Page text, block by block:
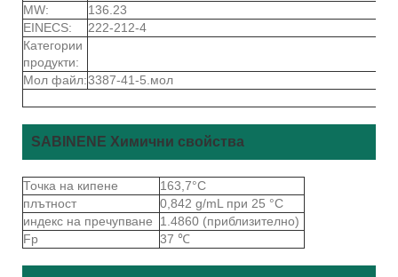
MW:
136.23
EINECS:
222-212-4
Категории
продукти:
Мол файл:3387-41-5.мол
SABINENE Химични свойства
Точка на кипене
163,7°С
плътност
0,842 g/mL при 25 °C
индекс на пречупване
1.4860 (приблизително)
Fp
37 ℃